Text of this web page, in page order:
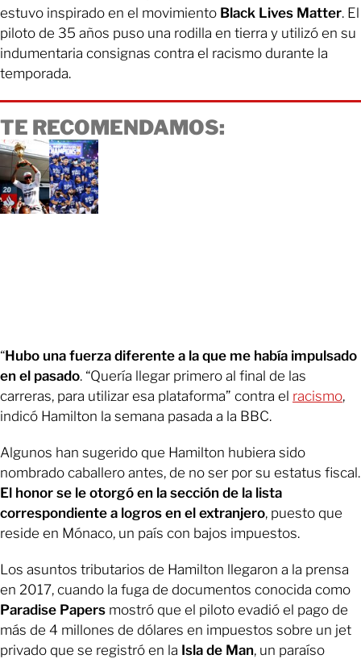
estuvo inspirado en el movimiento Black Lives Matter. El
piloto de 35 años puso una rodilla en tierra y utilizó en su
indumentaria consignas contra el racismo durante la
temporada.
TE RECOMENDAMOS:
“Hubo una fuerza diferente a la que me había impulsado
en el pasado. “Quería llegar primero al final de las
carreras, para utilizar esa plataforma” contra el racismo,
indicó Hamilton la semana pasada a la BBC.
Algunos han sugerido que Hamilton hubiera sido
nombrado caballero antes, de no ser por su estatus fiscal.
El honor se le otorgó en la sección de la lista
correspondiente a logros en el extranjero, puesto que
reside en Mónaco, un país con bajos impuestos.
Los asuntos tributarios de Hamilton llegaron a la prensa
en 2017, cuando la fuga de documentos conocida como
Paradise Papers mostró que el piloto evadió el pago de
más de 4 millones de dólares en impuestos sobre un jet
privado que se registró en la Isla de Man, un paraíso